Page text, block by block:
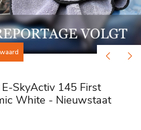
E-SkyActiv 145 First
White - Nieuwstaat